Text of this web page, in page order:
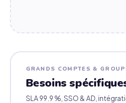
GRANDS COMPTES &
Besoins
SLA 99.9 %, SSO & AD,